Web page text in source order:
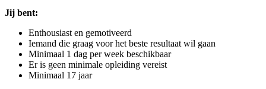
Jij bent:
Enthousiast en gemotiveerd
Iemand die graag voor het beste resultaat wil gaan
Minimaal 1 dag per week beschikbaar
Er is geen minimale opleiding vereist
Minimaal 17 jaar